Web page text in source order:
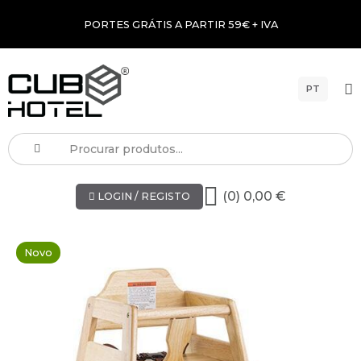
PORTES GRÁTIS A PARTIR 59€ + IVA
PT
LOGIN / REGISTO (0) 0,00 €
Novo